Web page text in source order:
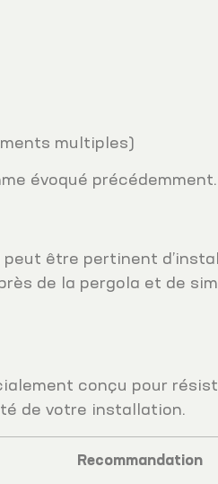
multiples)
évoqué précédemment.
être pertinent
de la pergola et de
conçu pour
de votre installation.
Recommandation